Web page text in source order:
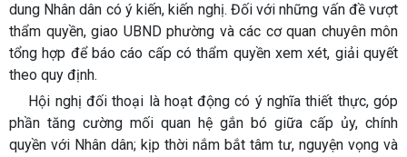
dung Nhân dân có ý kiến, kiến nghị. Đối với những vấn đề vượt
thẩm quyền, giao UBND phường và các cơ quan chuyên môn
tổng hợp để báo cáo cấp có thẩm quyền xem xét, giải quyết
theo quy định.
Hội nghị đối thoại là hoạt động có ý nghĩa thiết thực, góp
phần tăng cường mối quan hệ gắn bó giữa cấp ủy, chính
quyền với Nhân dân; kịp thời nắm bắt tâm tư, nguyện vọng và